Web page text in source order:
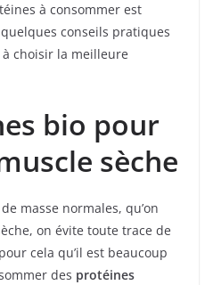
à consommer est
conseils pratiques
choisir la meilleure
bio pour
sèche
masse normales, qu’on
on évite toute trace de
cela qu’il est beaucoup
des protéines